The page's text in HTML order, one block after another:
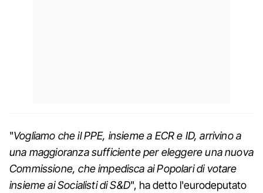
"Vogliamo che il PPE, insieme a ECR e ID, arrivino a
una maggioranza sufficiente per eleggere una nuova
Commissione, che impedisca ai Popolari di votare
insieme ai Socialisti di S&D", ha detto l'eurodeputato